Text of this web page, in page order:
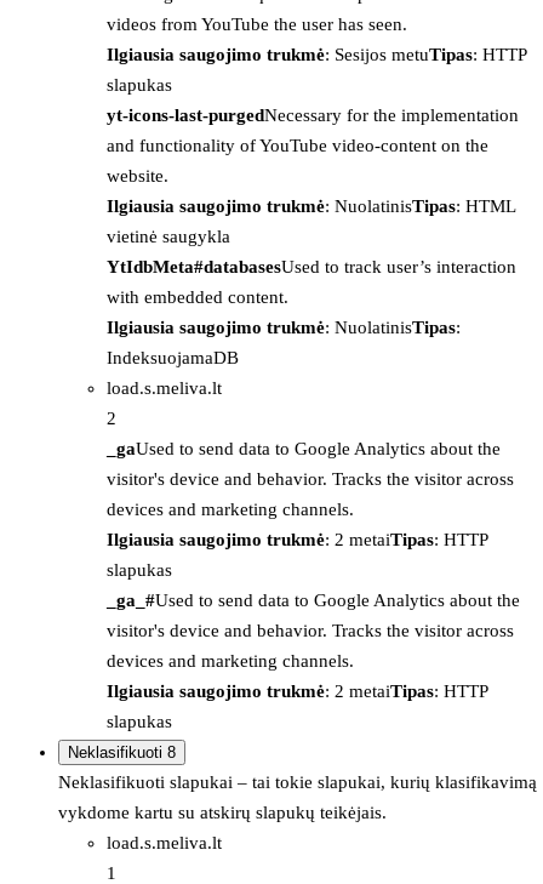
videos from YouTube the user has seen.
Ilgiausia saugojimo trukmė: Sesijos metuTipas: HTTP
slapukas
yt-icons-last-purgedNecessary for the implementation
and functionality of YouTube video-content on the
website.
Ilgiausia saugojimo trukmė: NuolatinisTipas: HTML
vietinė saugykla
YtIdbMeta#databasesUsed to track user’s interaction
with embedded content.
Ilgiausia saugojimo trukmė: NuolatinisTipas:
IndeksuojamaDB
load.s.meliva.lt
2
_gaUsed to send data to Google Analytics about the
visitor's device and behavior. Tracks the visitor across
devices and marketing channels.
Ilgiausia saugojimo trukmė: 2 metaiTipas: HTTP
slapukas
_ga_#Used to send data to Google Analytics about the
visitor's device and behavior. Tracks the visitor across
devices and marketing channels.
Ilgiausia saugojimo trukmė: 2 metaiTipas: HTTP
slapukas
Neklasifikuoti 8
Neklasifikuoti slapukai – tai tokie slapukai, kurių klasifikavimą
vykdome kartu su atskirų slapukų teikėjais.
load.s.meliva.lt
1